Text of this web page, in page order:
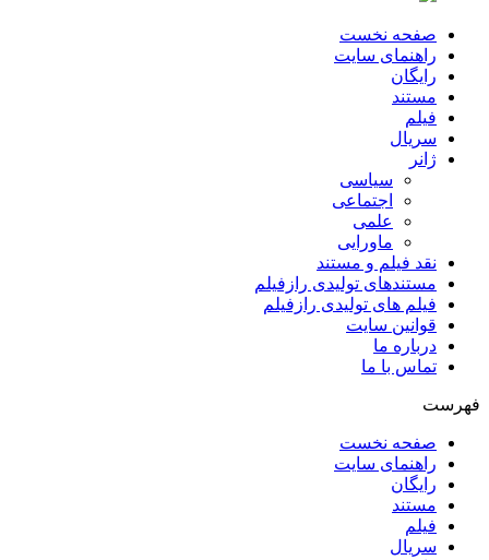
صفحه نخست
راهنمای سایت
رایگان
مستند
فیلم
سریال
ژانر
سیاسی
اجتماعی
علمی
ماورایی
نقد فیلم و مستند
مستندهای تولیدی رازفیلم
فیلم های تولیدی رازفیلم
قوانین سایت
درباره ما
تماس با ما
فهرست
صفحه نخست
راهنمای سایت
رایگان
مستند
فیلم
سریال